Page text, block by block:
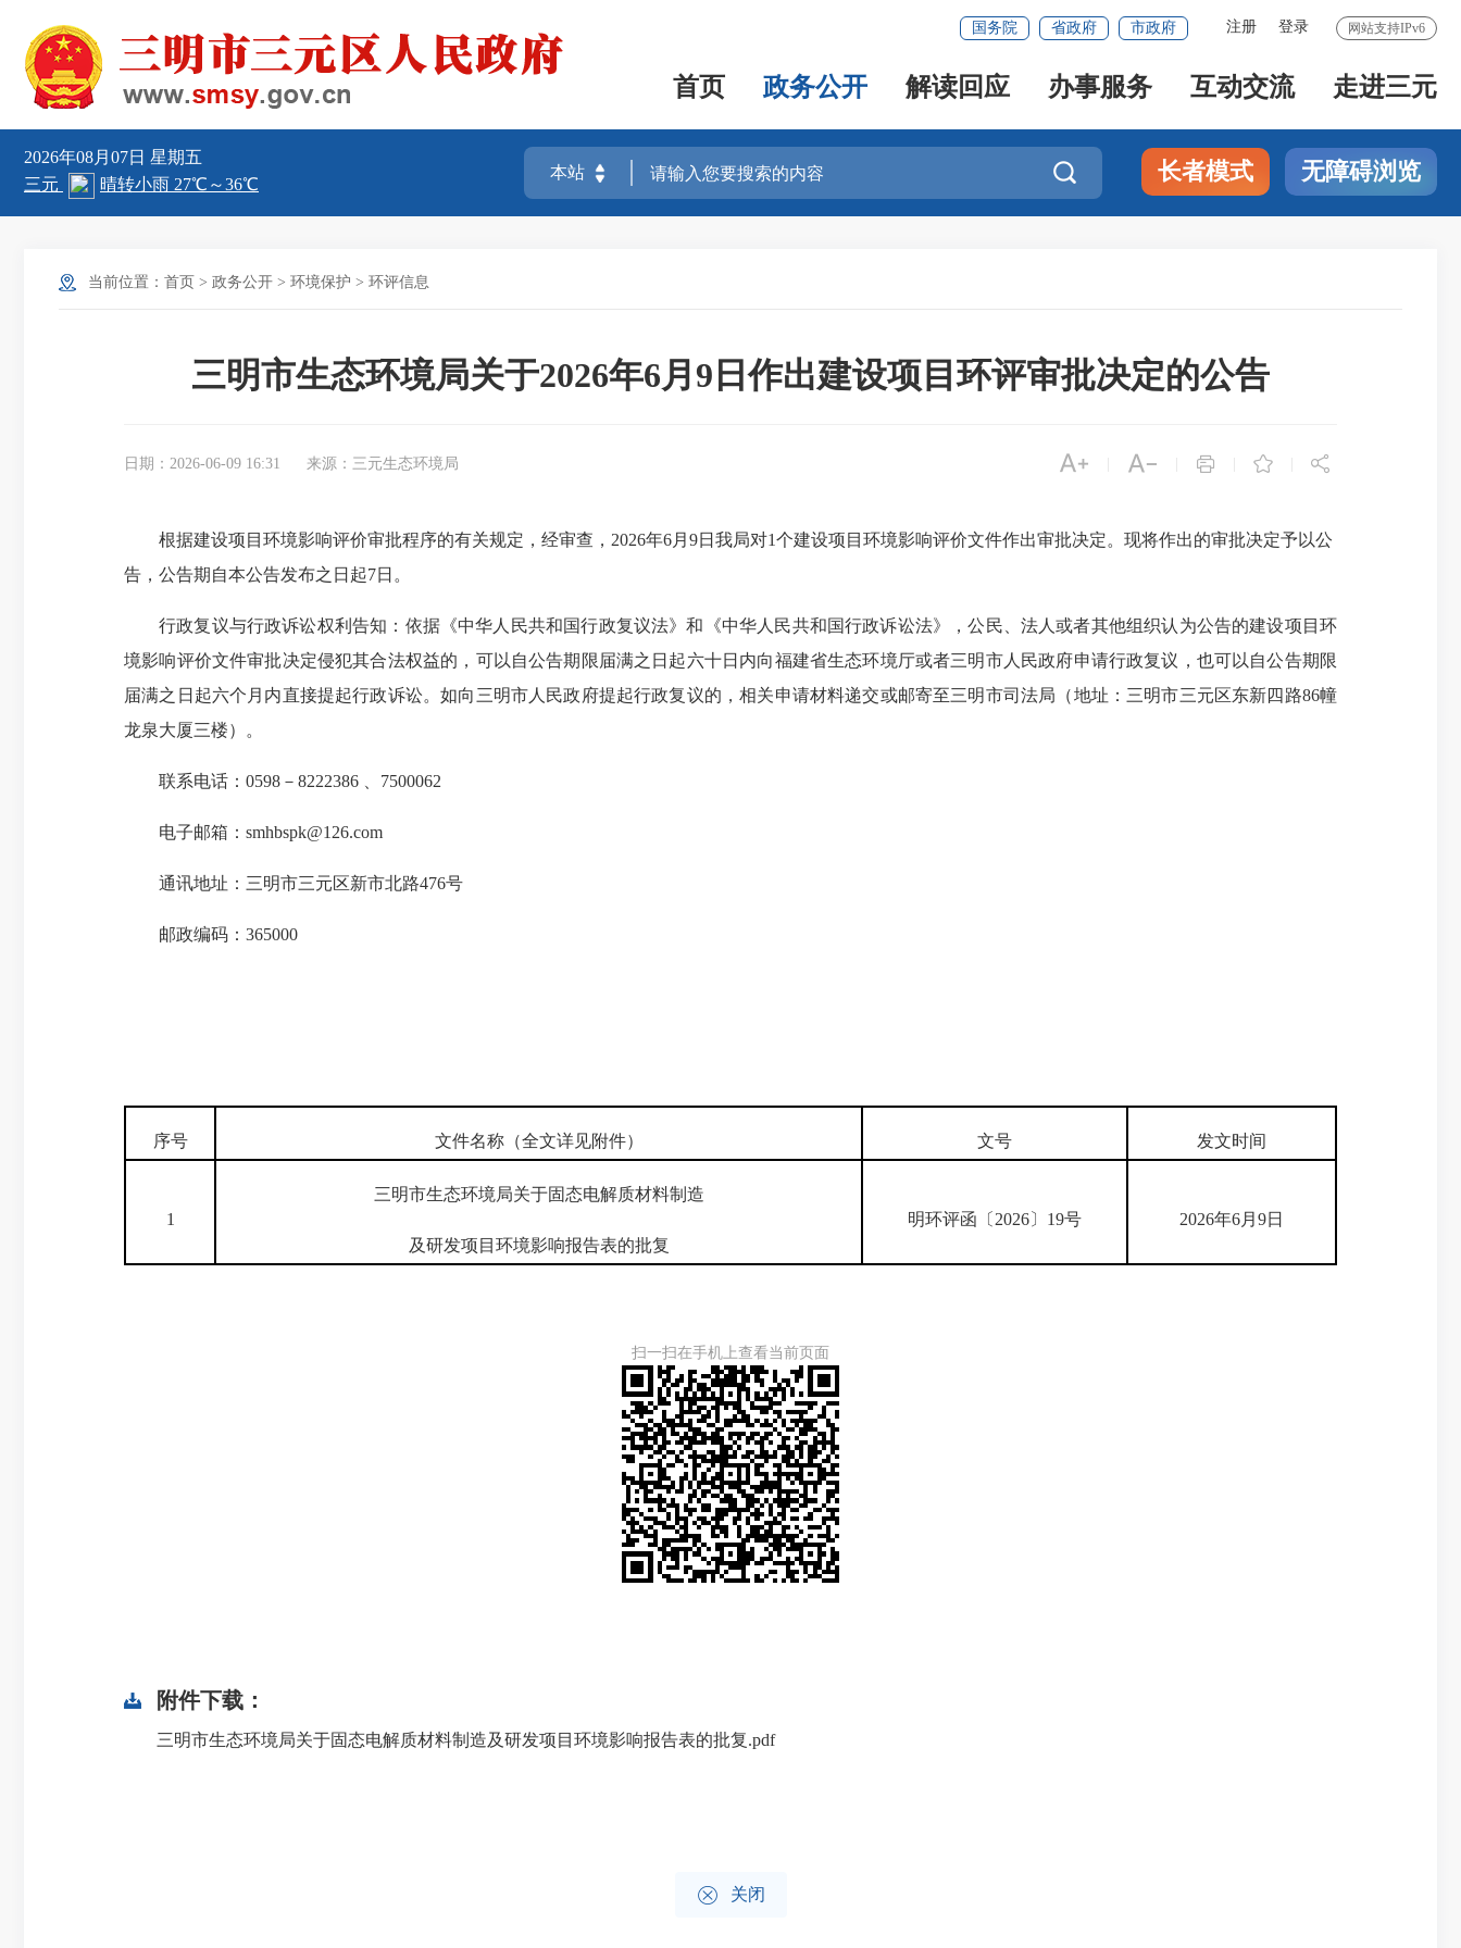
网站支持IPv6
注册 登录
国务院 省政府 市政府
首页 政务公开 解读回应 办事服务 互动交流 走进三元
2026年08月07日 星期五
 长者模式 无障碍浏览
当前位置： 首页 > 政务公开 > 环境保护 > 环评信息
三明市生态环境局关于2026年6月9日作出建设项目环评审批决定的公告
日期：2026-06-09 16:31 来源：三元生态环境局     
根据建设项目环境影响评价审批程序的有关规定，经审查，2026年6月9日我局对1个建设项目环境影响评价文件作出审批决定。现将作出的审批决定予以公
告，公告期自本公告发布之日起7日。
行政复议与行政诉讼权利告知：依据《中华人民共和国行政复议法》和《中华人民共和国行政诉讼法》，公民、法人或者其他组织认为公告的建设项目环
境影响评价文件审批决定侵犯其合法权益的，可以自公告期限届满之日起六十日内向福建省生态环境厅或者三明市人民政府申请行政复议，也可以自公告期限
届满之日起六个月内直接提起行政诉讼。如向三明市人民政府提起行政复议的，相关申请材料递交或邮寄至三明市司法局（地址：三明市三元区东新四路86幢
龙泉大厦三楼）。
联系电话：0598－8222386 、7500062
电子邮箱：smhbspk@126.com
通讯地址：三明市三元区新市北路476号
邮政编码：365000
序号 文件名称（全文详见附件） 文号 发文时间
1
三明市生态环境局关于固态电解质材料制造
及研发项目环境影响报告表的批复
明环评函〔2026〕19号 2026年6月9日
扫一扫在手机上查看当前页面
附件下载：
三明市生态环境局关于固态电解质材料制造及研发项目环境影响报告表的批复.pdf
 关闭